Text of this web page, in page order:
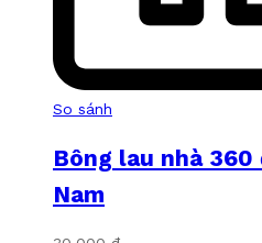
So sánh
Bông lau nhà
Nam